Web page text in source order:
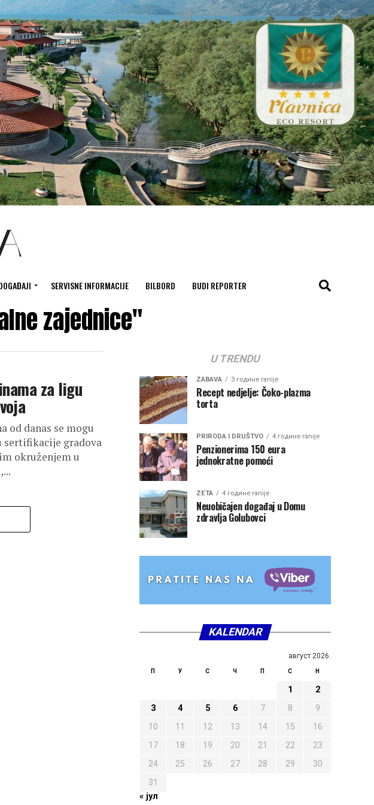
SERVISNE INFORMACIJE BILBORD BUDI REPORTER
zajednice"
za ligu
od danas se mogu
sertifikacije gradova
okruženjem u
U TRENDU
ZABAVA 3 године ranije
Recept nedjelje: Čoko-plazma
torta
PRIRODA I DRUŠTVO 4 године ranije
Penzionerima 150 eura
jednokratne pomoći
ZETA 4 године ranije
Neuobičajen događaj u Domu
zdravlja Golubovci
KALENDAR
август 2026.
П У С Ч П С Н
1
2
3
4 5 6 7 8
9
10
11 12 13 14 15
16
17
18 19 20 21 22
23
24
25 26 27 28 29
30
31
« јул